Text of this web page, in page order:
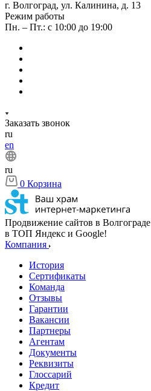
г. Волгоград, ул. Калинина, д. 13
Режим работы
Пн. – Пт.: с 10:00 до 19:00
Заказать звонок
ru
en
ru
0 Корзина
Продвижение сайтов в Волгограде
в ТОП Яндекс и Google!
Компания
История
Сертификаты
Команда
Отзывы
Гарантии
Вакансии
Партнеры
Агентам
Документы
Реквизиты
Глоссарий
Кредит